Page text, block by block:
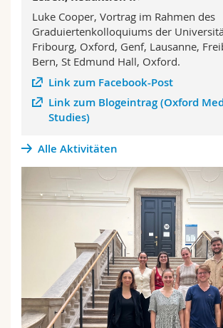
Luke Cooper, Vortrag im Rahmen des
Graduiertenkolloquiums der
Fribourg, Oxford, Genf, Lausanne,
Bern, St Edmund Hall, Oxford.
Link zum Facebook-Post
Link zum Blogeintrag (Oxford
Studies)
Alle Aktivitäten